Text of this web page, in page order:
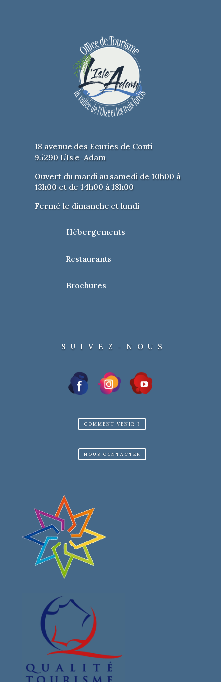
18 avenue des Ecuries de Conti
95290 L’Isle-Adam
Ouvert du mardi au samedi de 10h00 à
13h00 et de 14h00 à 18h00
Fermé le dimanche et lundi
Hébergements
Restaurants
Brochures
SUIVEZ-NOUS
COMMENT VENIR ?
NOUS CONTACTER